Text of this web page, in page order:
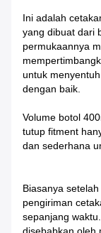
Ini adalah
yang dibuat dari
permukaannya
untuk
dengan baik.
Volume botol
tutup fitment
dan sederhana
Biasanya
pengiriman
sepanjang waktu.